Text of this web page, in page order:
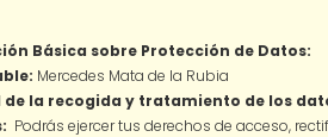
Básica sobre Protección de Datos:
Mercedes Mata de la Rubia
de la recogida y tratamiento de los
Podrás ejercer tus derechos de acceso,